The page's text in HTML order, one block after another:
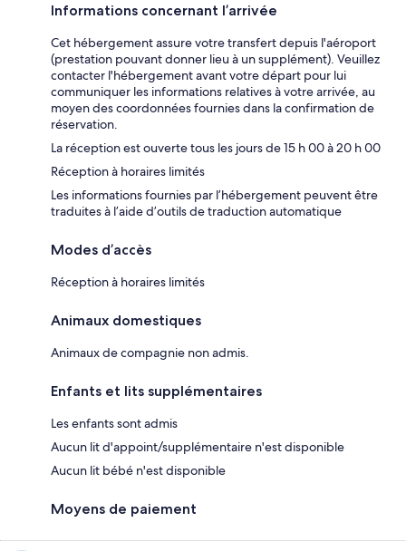
Informations concernant l’arrivée
Cet hébergement assure votre transfert depuis l'aéroport
(prestation pouvant donner lieu à un supplément). Veuillez
contacter l'hébergement avant votre départ pour lui
communiquer les informations relatives à votre arrivée, au
moyen des coordonnées fournies dans la confirmation de
réservation.
La réception est ouverte tous les jours de 15 h 00 à 20 h 00
Réception à horaires limités
Les informations fournies par l’hébergement peuvent être
traduites à l’aide d’outils de traduction automatique
Modes d’accès
Réception à horaires limités
Animaux domestiques
Animaux de compagnie non admis.
Enfants et lits supplémentaires
Les enfants sont admis
Aucun lit d'appoint/supplémentaire n'est disponible
Aucun lit bébé n'est disponible
Moyens de paiement